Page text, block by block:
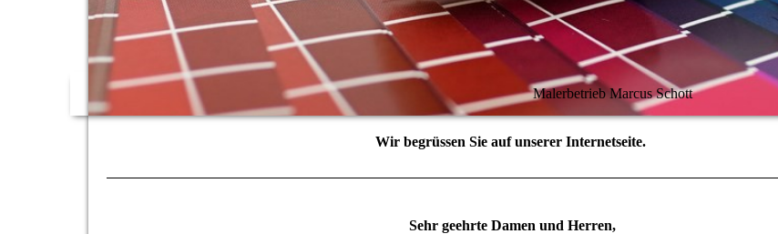
Malerbetrieb Marcus Schott
Wir begrüssen Sie auf unserer Internetseite.
Sehr geehrte Damen und Herren,